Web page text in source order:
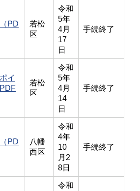
PD
若松
区
令和
5年
4月
17
日
手続終了
イ
若松
区
令和
5年
4月
14
日
手続終了
PD
八幡
西区
令和
4年
10
月2
8日
手続終了
令和